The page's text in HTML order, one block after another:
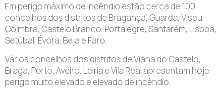
Em perigo máximo de incêndio estão cerca de 100
concelhos dos distritos de Bragança, Guarda, Viseu,
Coimbra, Castelo Branco, Portalegre, Santarém, Lisboa,
Setúbal, Évora, Beja e Faro.
Vários concelhos dos distritos de Viana do Castelo,
Braga, Porto, Aveiro, Leiria e Vila Real apresentam hoje
perigo muito elevado e elevado de incêndio.